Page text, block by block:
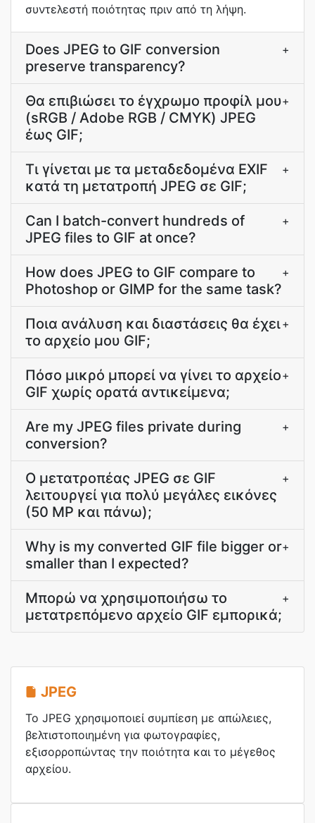
συντελεστή ποιότητας πριν από τη λήψη.
Does JPEG to GIF conversion
preserve transparency?
+
Θα επιβιώσει το έγχρωμο προφίλ μου
(sRGB / Adobe RGB / CMYK) JPEG
έως GIF;
+
Τι γίνεται με τα μεταδεδομένα EXIF
κατά τη μετατροπή JPEG σε GIF;
+
Can I batch-convert hundreds of
JPEG files to GIF at once?
+
How does JPEG to GIF compare to
Photoshop or GIMP for the same task?
+
Ποια ανάλυση και διαστάσεις θα έχει
το αρχείο μου GIF;
+
Πόσο μικρό μπορεί να γίνει το αρχείο
GIF χωρίς ορατά αντικείμενα;
+
Are my JPEG files private during
conversion?
+
Ο μετατροπέας JPEG σε GIF
λειτουργεί για πολύ μεγάλες εικόνες
(50 MP και πάνω);
+
Why is my converted GIF file bigger or
smaller than I expected?
+
Μπορώ να χρησιμοποιήσω το
μετατρεπόμενο αρχείο GIF εμπορικά;
+
JPEG
Το JPEG χρησιμοποιεί συμπίεση με απώλειες,
βελτιστοποιημένη για φωτογραφίες,
εξισορροπώντας την ποιότητα και το μέγεθος
αρχείου.